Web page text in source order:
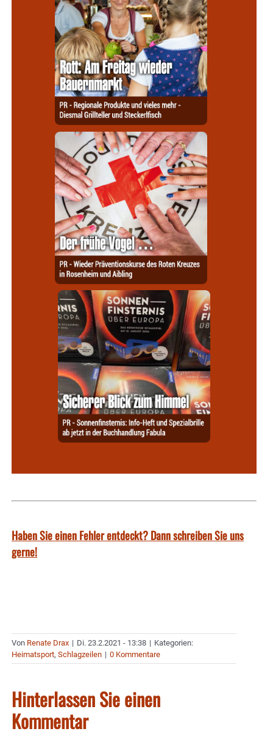
Haben Sie einen Fehler entdeckt? Dann schreiben Sie uns
gerne!
Von Renate Drax | Di. 23.2.2021 - 13:38 | Kategorien:
Heimatsport, Schlagzeilen | 0 Kommentare
Hinterlassen Sie einen
Kommentar